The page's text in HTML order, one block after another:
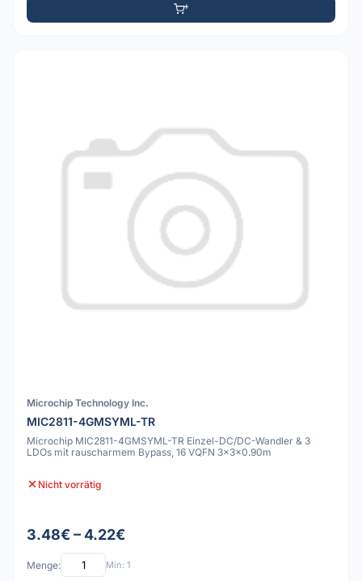
Microchip Technology Inc.
MIC2811-4GMSYML-TR
Microchip MIC2811-4GMSYML-TR Einzel-DC/DC-Wandler & 3
LDOs mit rauscharmem Bypass, 16 VQFN 3x3x0.90m
Nicht vorrätig
3.48€ – 4.22€
Menge: Min: 1